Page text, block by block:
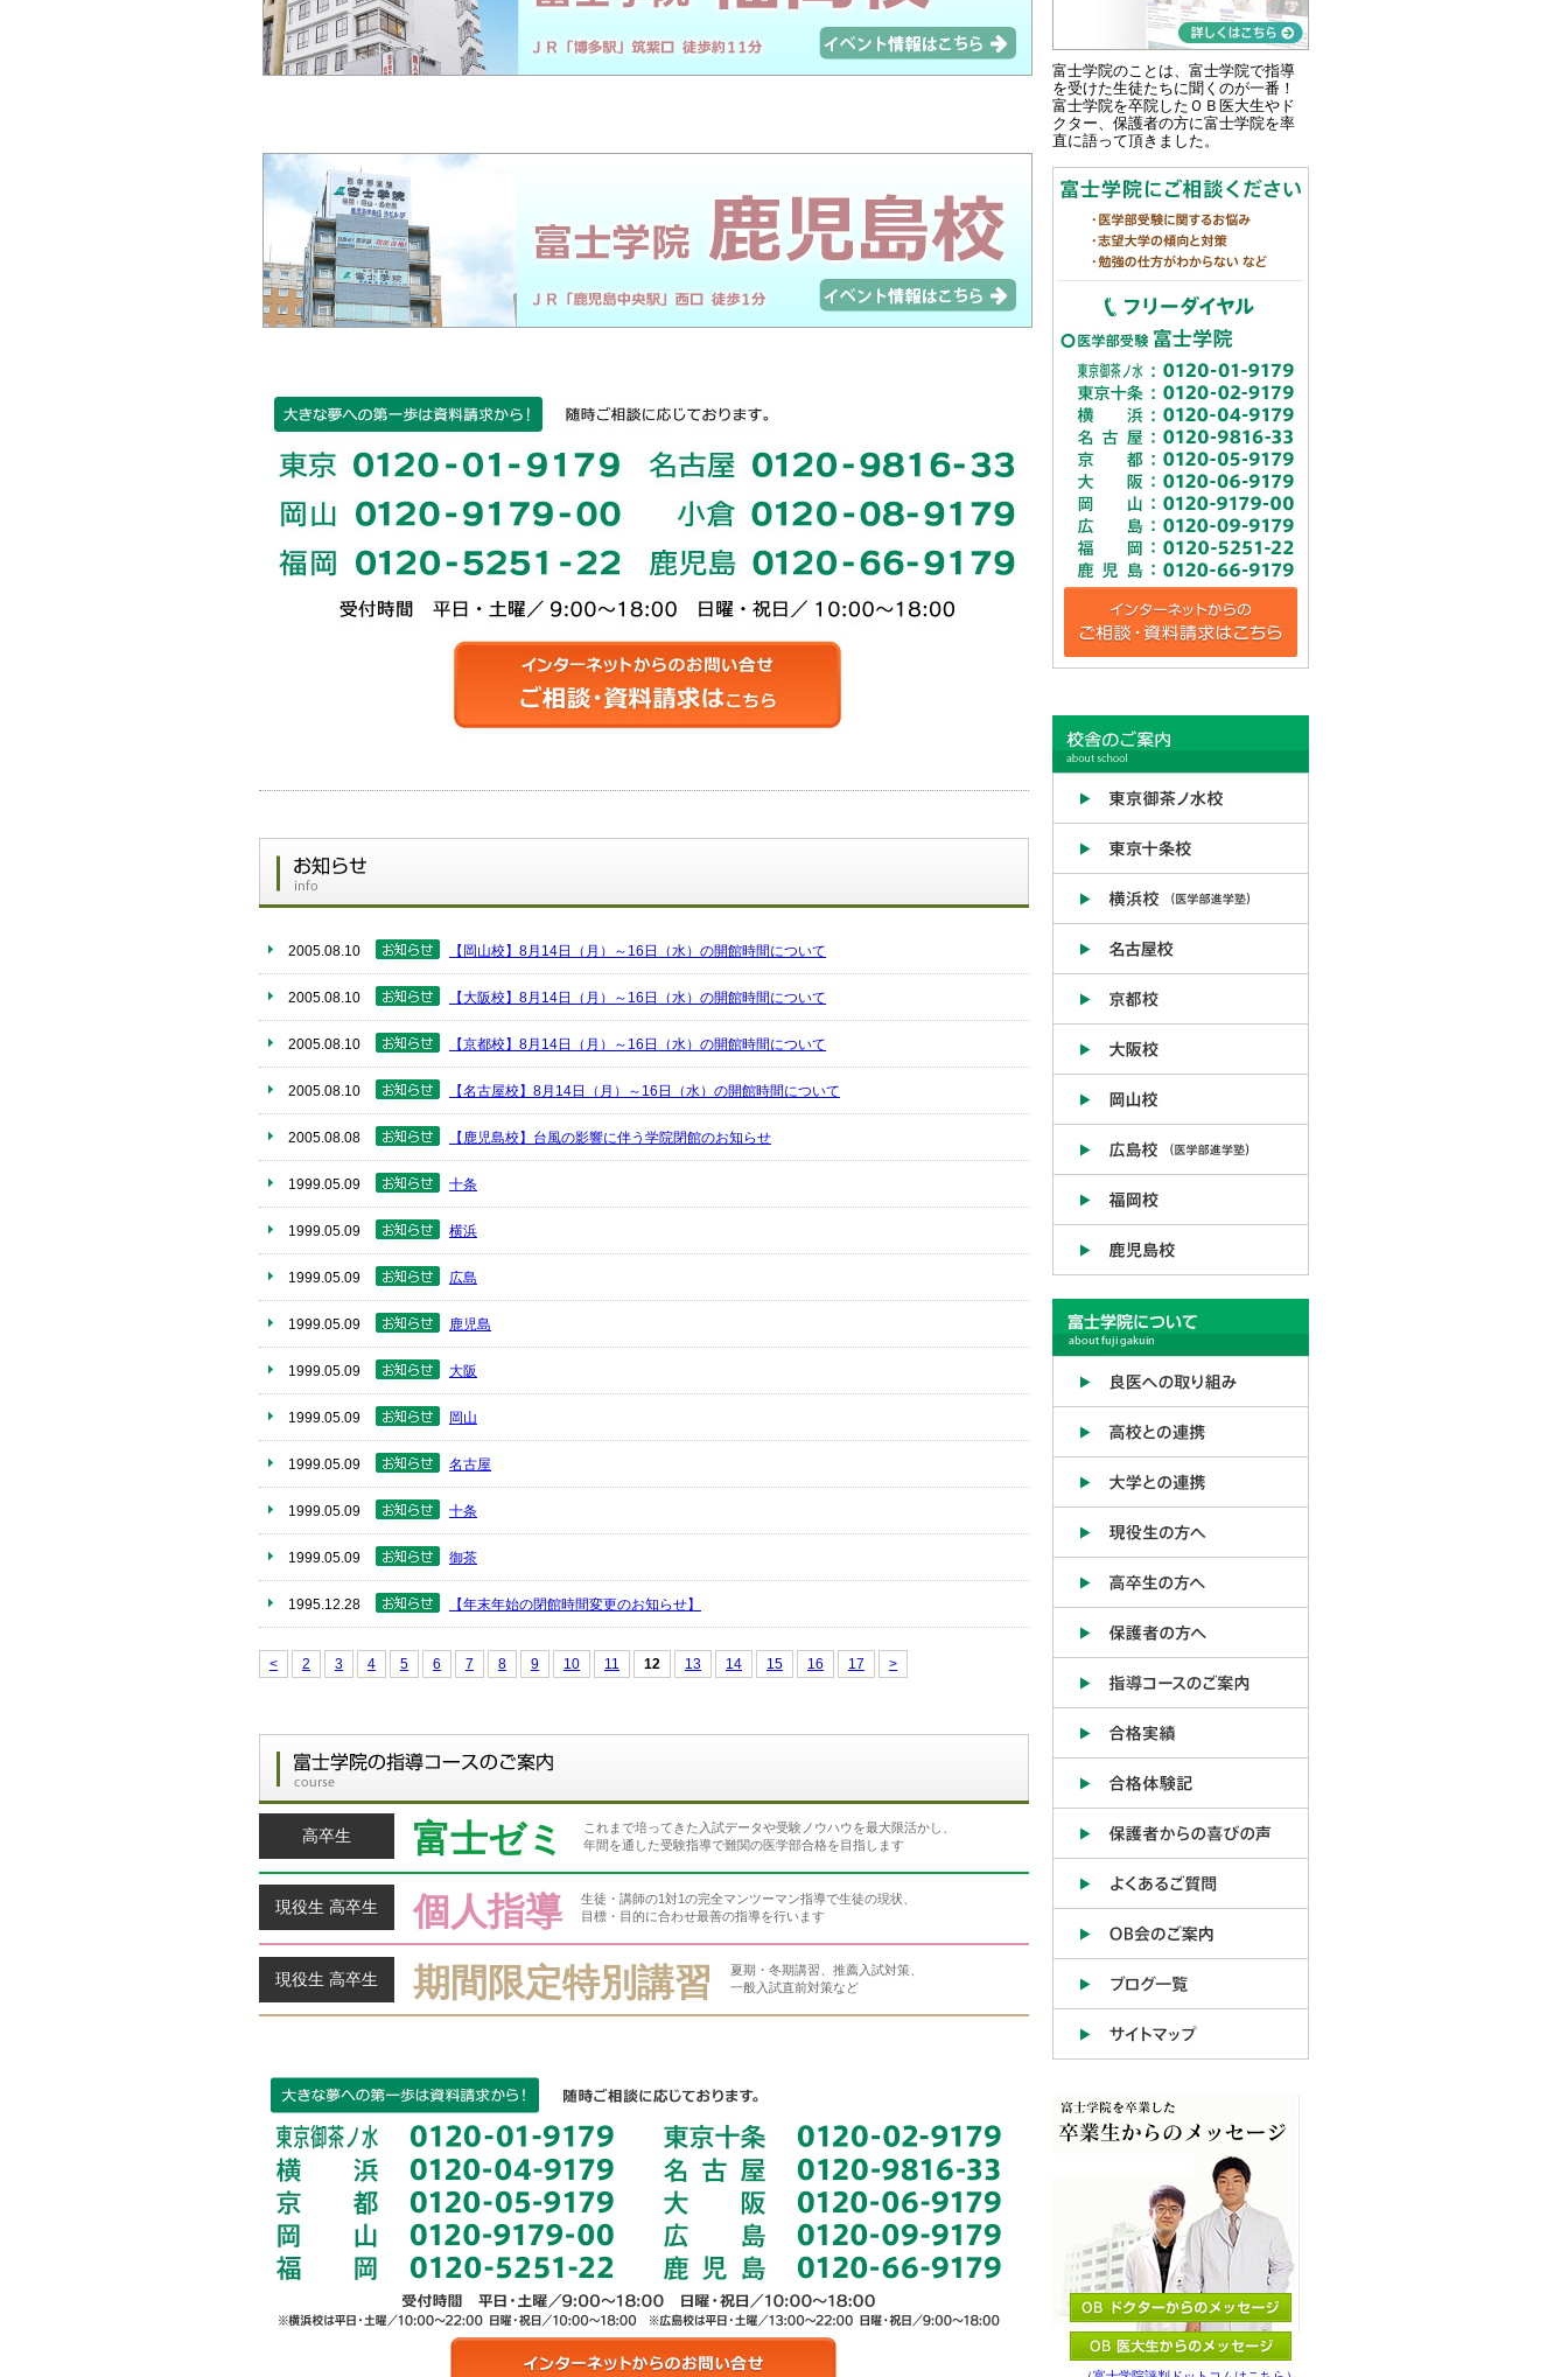
2005.08.10 【岡山校】8月14日（月）～16日（水）の開館時間について
2005.08.10 【大阪校】8月14日（月）～16日（水）の開館時間について
2005.08.10 【京都校】8月14日（月）～16日（水）の開館時間について
2005.08.10 【名古屋校】8月14日（月）～16日（水）の開館時間について
2005.08.08 【鹿児島校】台風の影響に伴う学院閉館のお知らせ
1999.05.09 十条
1999.05.09 横浜
1999.05.09 広島
1999.05.09 鹿児島
1999.05.09 大阪
1999.05.09 岡山
1999.05.09 名古屋
1999.05.09 十条
1999.05.09 御茶
1995.12.28 【年末年始の閉館時間変更のお知らせ】
< 2 3 4 5 6 7 8 9 10 11 12 13 14 15 16 17 >
高卒生 富士ゼミ
これまで培ってきた入試データや受験ノウハウを最大限活かし、
年間を通した受験指導で難関の医学部合格を目指します
現役生 高卒生 個人指導
生徒・講師の1対1の完全マンツーマン指導で生徒の現状、
目標・目的に合わせ最善の指導を行います
現役生 高卒生 期間限定特別講習
夏期・冬期講習、推薦入試対策、
一般入試直前対策など
富士学院のことは、富士学院で指導
を受けた生徒たちに聞くのが一番！
富士学院を卒院したＯＢ医大生やド
クター、保護者の方に富士学院を率
直に語って頂きました。